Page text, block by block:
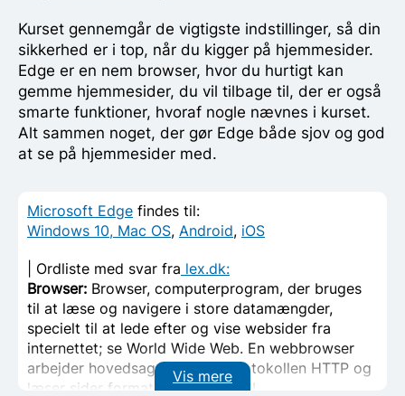
Kurset gennemgår de vigtigste indstillinger, så din
sikkerhed er i top, når du kigger på hjemmesider.
Edge er en nem browser, hvor du hurtigt kan
gemme hjemmesider, du vil tilbage til, der er også
smarte funktioner, hvoraf nogle nævnes i kurset.
Alt sammen noget, der gør Edge både sjov og god
at se på hjemmesider med.
Microsoft Edge findes til:
Windows 10, Mac OS, Android, iOS
| Ordliste med svar fra lex.dk:
Browser: Browser, computerprogram, der bruges
til at læse og navigere i store datamængder,
specielt til at lede efter og vise websider fra
internettet; se World Wide Web. En webbrowser
arbejder hovedsagelig under protokollen HTTP og
læser sider formateret med HTML.
Vis mere